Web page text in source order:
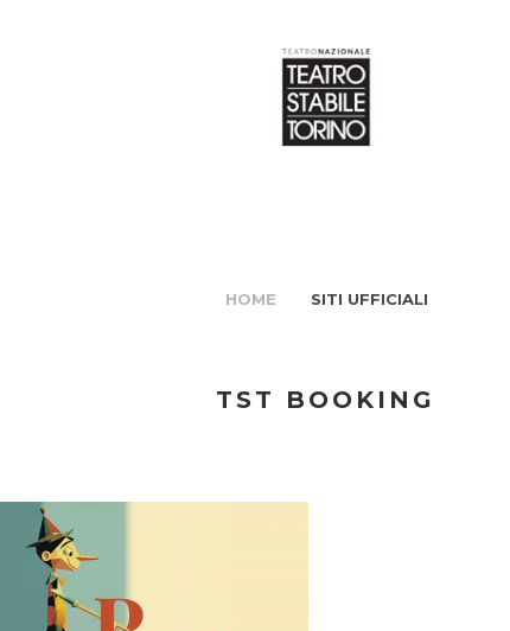
HOME SITI UFFICIALI
TST BOOKING